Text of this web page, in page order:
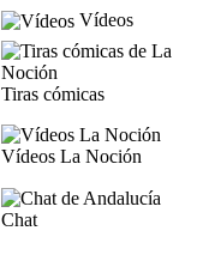
Vídeos
Tiras cómicas
Vídeos La Noción
Chat